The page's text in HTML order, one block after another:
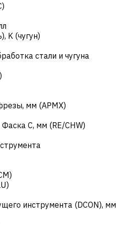
, K (чугун)
стали и чугуна
мм (APMX)
C, мм (RE/CHW)
инструмента (DCON), мм